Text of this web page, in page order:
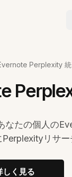
Perplexity
なたの個人の
Perplexityリサ
しく見る